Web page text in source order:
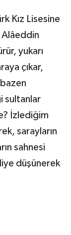
Lisesine
Alâeddin
yukarı
çıkar,
sultanlar
İzlediğim
sarayların
sahnesi
düşünerek